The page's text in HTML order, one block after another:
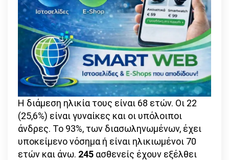
Η διάμεση ηλικία τους είναι 68 ετών. Οι 22
(25,6%) είναι γυναίκες και οι υπόλοιποι
άνδρες. To 93%, των διασωληνωμένων, έχει
υποκείμενο νόσημα ή είναι ηλικιωμένοι 70
ετών και άνω. 245 ασθενείς έχουν εξέλθει